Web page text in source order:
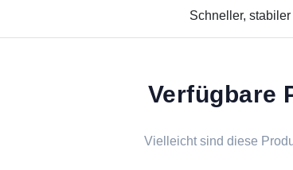
Schneller,
Verfügbare
Vielleicht sind diese